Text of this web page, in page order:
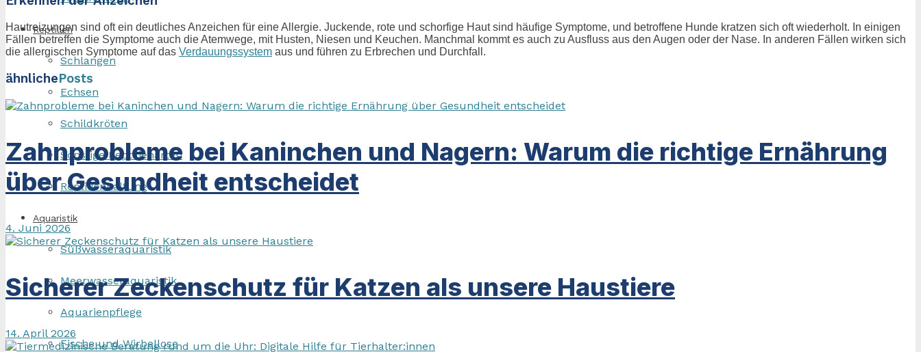
Reptilien
Schlangen
Echsen
Schildkröten
Sonstige Reptilienarten
Reptilienhaltung
Aquaristik
Süßwasseraquaristik
Meerwasseraquaristik
Aquarienpflege
Fische und Wirbellose
Hautreizungen sind oft ein deutliches Anzeichen für eine Allergie. Juckende, rote und schorfige Haut sind häufige Symptome, und betroffene Hunde kratzen sich oft wiederholt. In einigen
Fällen betreffen die Symptome auch die Atemwege, mit Husten, Niesen und Keuchen. Manchmal kommt es auch zu Ausfluss aus den Augen oder der Nase. In anderen Fällen wirken sich
die allergischen Symptome auf das Verdauungssystem aus und führen zu Erbrechen und Durchfall.
ähnlichePosts
Zahnprobleme bei Kaninchen und Nagern: Warum die richtige Ernährung
über Gesundheit entscheidet
4. Juni 2026
Sicherer Zeckenschutz für Katzen als unsere Haustiere
14. April 2026